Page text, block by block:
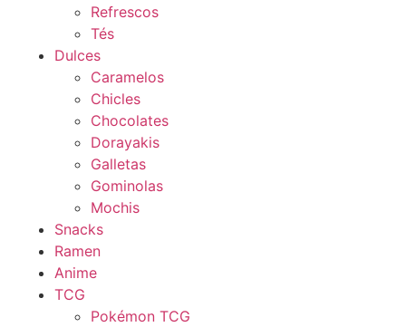
Refrescos
Tés
Dulces
Caramelos
Chicles
Chocolates
Dorayakis
Galletas
Gominolas
Mochis
Snacks
Ramen
Anime
TCG
Pokémon TCG